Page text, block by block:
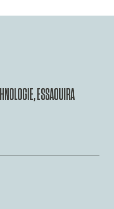
ESSAOUIRA